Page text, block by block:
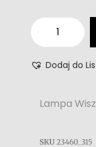
Dodaj do
Lampa
SKU 23460_315